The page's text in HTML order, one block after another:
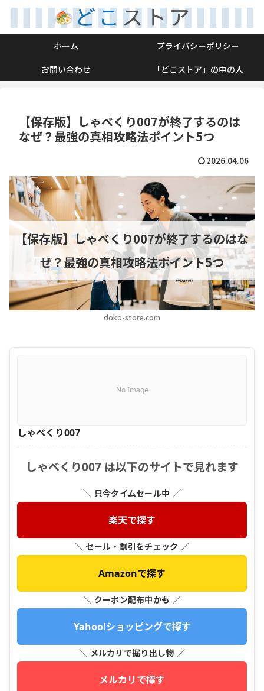
ホーム
プライバシーポリシー
お問い合わせ
「どこストア」の中の人
【保存版】しゃべくり007が終了するのは
なぜ？最強の真相攻略法ポイント5つ
2026.04.06
doko-store.com
【保存版】しゃべくり007が終了するのはな
ぜ？最強の真相攻略法ポイント5つ
No Image
しゃべくり007
しゃべくり007 は以下のサイトで見れます
＼ 只今タイムセール中 ／
楽天で探す
＼ セール・割引をチェック ／
Amazonで探す
＼ クーポン配布中かも ／
Yahoo!ショッピングで探す
＼ メルカリで掘り出し物 ／
メルカリで探す